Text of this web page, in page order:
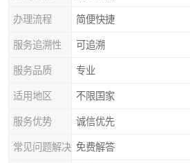
办理流程 简便快捷
服务追溯性 可追溯
服务品质 专业
适用地区 不限国家
服务优势 诚信优先
常见问题解决 免费解答